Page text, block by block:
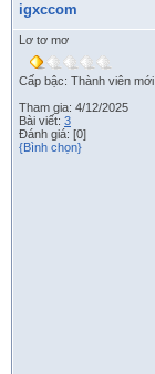
igxccom
Lơ tơ mơ
Cấp bậc: Thành viên mới
Tham gia: 4/12/2025
Bài viết: 3
Đánh giá: [0]
{Bình chọn}